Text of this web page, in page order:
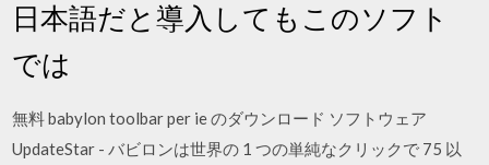
日本語だと導入してもこのソフト
では
無料 babylon toolbar per ie のダウンロード ソフトウェア
UpdateStar - バビロンは世界の 1 つの単純なクリックで 75 以